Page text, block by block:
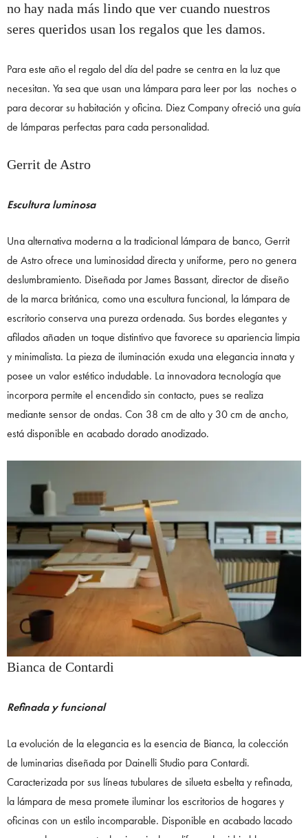
no hay nada más lindo que ver cuando nuestros
seres queridos usan los regalos que les damos.
Para este año el regalo del día del padre se centra en la luz que
necesitan. Ya sea que usan una lámpara para leer por las noches o
para decorar su habitación y oficina. Diez Company ofreció una guía
de lámparas perfectas para cada personalidad.
Gerrit de Astro
Escultura luminosa
Una alternativa moderna a la tradicional lámpara de banco, Gerrit
de Astro ofrece una luminosidad directa y uniforme, pero no genera
deslumbramiento. Diseñada por James Bassant, director de diseño
de la marca británica, como una escultura funcional, la lámpara de
escritorio conserva una pureza ordenada. Sus bordes elegantes y
afilados añaden un toque distintivo que favorece su apariencia limpia
y minimalista. La pieza de iluminación exuda una elegancia innata y
posee un valor estético indudable. La innovadora tecnología que
incorpora permite el encendido sin contacto, pues se realiza
mediante sensor de ondas. Con 38 cm de alto y 30 cm de ancho,
está disponible en acabado dorado anodizado.
Bianca de Contardi
Refinada y funcional
La evolución de la elegancia es la esencia de Bianca, la colección
de luminarias diseñada por Dainelli Studio para Contardi.
Caracterizada por sus líneas tubulares de silueta esbelta y refinada,
la lámpara de mesa promete iluminar los escritorios de hogares y
oficinas con un estilo incomparable. Disponible en acabado lacado